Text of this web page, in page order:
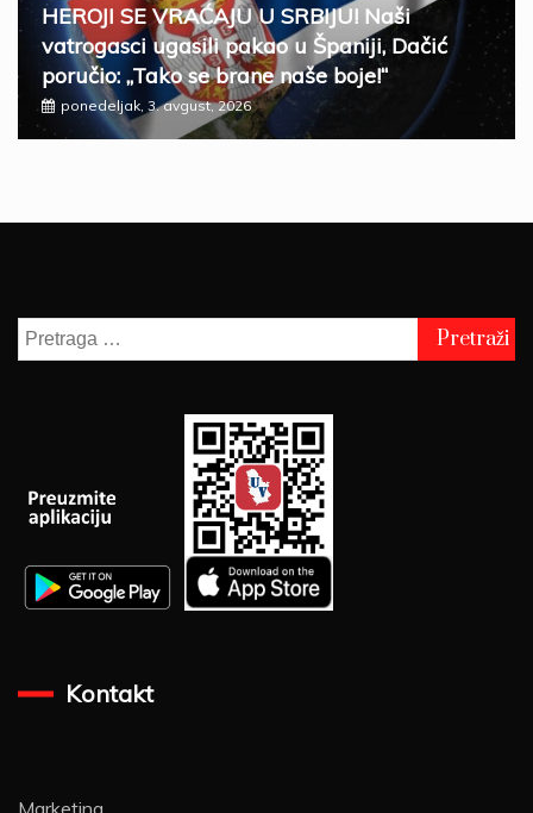
HEROJI SE VRAĆAJU U SRBIJU! Naši
vatrogasci ugasili pakao u Španiji, Dačić
poručio: „Tako se brane naše boje!“
ponedeljak, 3. avgust, 2026
Pretraga
za:
Kontakt
Marketing